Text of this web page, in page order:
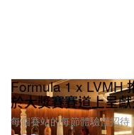
Formula 1 x LVMH
於大獎賽賽道上呈
每個賽站的每節體驗僅招待